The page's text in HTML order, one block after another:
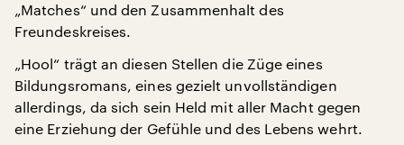
„Matches“ und den Zusammenhalt des
Freundeskreises.
„Hool“ trägt an diesen Stellen die Züge eines
Bildungsromans, eines gezielt unvollständigen
allerdings, da sich sein Held mit aller Macht gegen
eine Erziehung der Gefühle und des Lebens wehrt.